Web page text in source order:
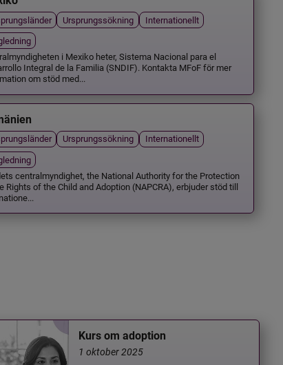
Ursprungssökning
Internationellt
i Mexiko heter, Sistema Nacional para el
Integral de la Familia (SNDIF). Kontakta MFoF för mer
om stöd med...
Ursprungssökning
Internationellt
centralmyndighet, the National Authority for the Protection
Rights of the Child and Adoption (NAPCRA), erbjuder stöd till
Kurs om adoption
1 oktober 2025